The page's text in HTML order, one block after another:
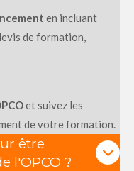
en incluant
de formation,
et suivez les
de votre formation.
être
l'OPCO ?